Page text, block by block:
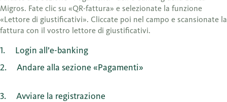
Migros. Fate clic su «QR-fattura» e selezionate la funzione
«Lettore di giustificativi». Cliccate poi nel campo e scansionate la
fattura con il vostro lettore di giustificativi.
1
Login all’e-banking
2
Andare alla sezione «Pagamenti»
3
Avviare la registrazione